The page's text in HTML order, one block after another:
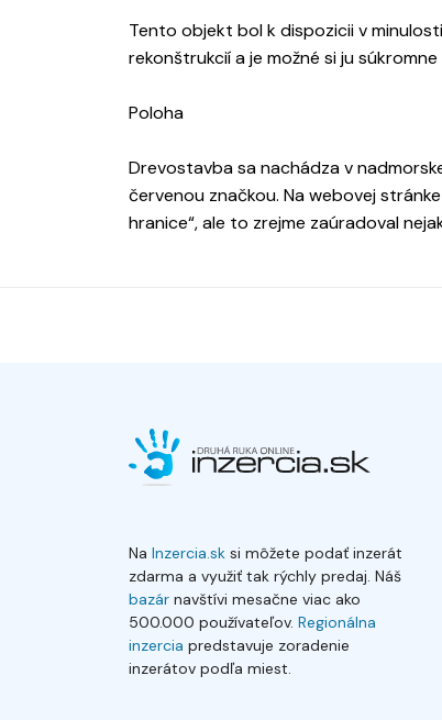
Tento objekt bol k dispozicii v
rekonštrukcií a je možné si ju
Poloha
Drevostavba sa nachádza v
červenou značkou. Na webovej
hranice“, ale to zrejme zaúradoval
Na Inzercia.sk si môžete podať inzerát
zdarma a využiť tak rýchly predaj. Náš
bazár navštívi mesačne viac ako
500.000 používateľov. Regionálna
inzercia predstavuje zoradenie
inzerátov podľa miest.